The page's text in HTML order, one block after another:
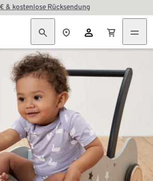
& kostenlose Rücksendung